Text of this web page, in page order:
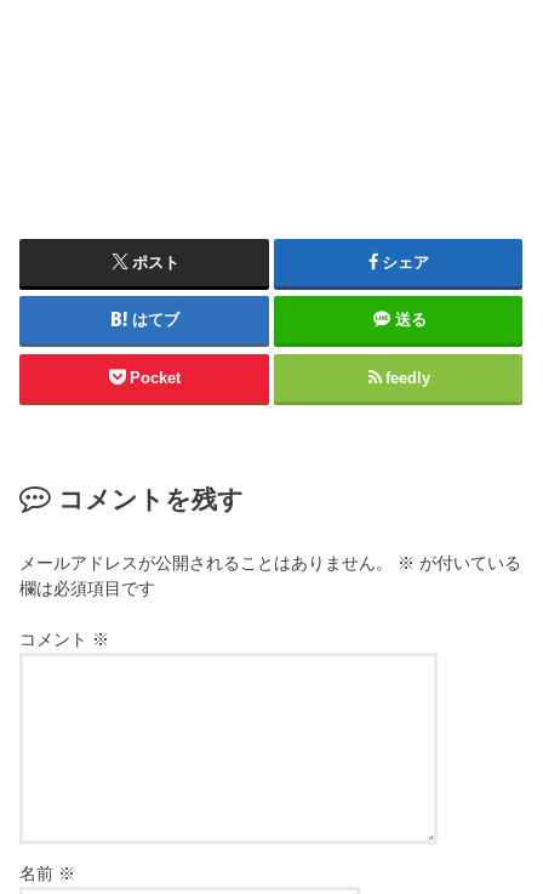
ポスト シェア
はてブ 送る
Pocket feedly
コメントを残す
メールアドレスが公開されることはありません。 ※ が付いている
欄は必須項目です
コメント ※
名前 ※